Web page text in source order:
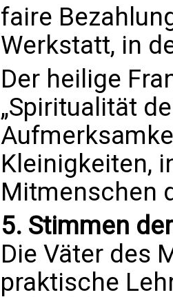
faire
Werkstatt, in
Der heilige
„Spiritualität
Kleinigkeiten,
Mitmenschen
5. Stimmen
Die Väter des
praktische